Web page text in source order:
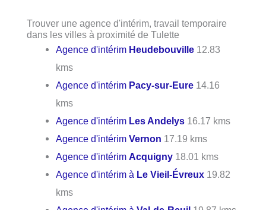
Trouver une agence d'intérim, travail temporaire
dans les villes à proximité de Tulette
Agence d'intérim Heudebouville 12.83
kms
Agence d'intérim Pacy-sur-Eure 14.16
kms
Agence d'intérim Les Andelys 16.17 kms
Agence d'intérimVernon 17.19 kms
Agence d'intérim Acquigny 18.01 kms
Agence d'intérim à Le Vieil-Évreux 19.82
kms